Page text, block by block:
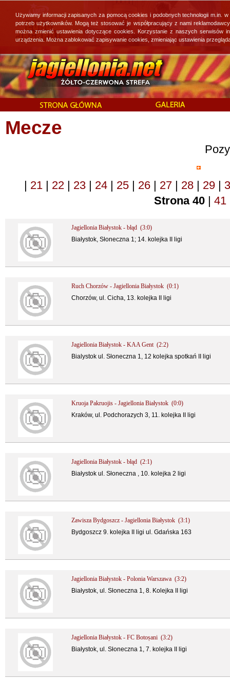
Mecze
| 21 | 22 | 23 | 24 | 25 | 26 | 27 | 28 | 29 |
Strona 40 | 41
Jagiellonia Białystok - błąd (3:0)
Białystok, Słoneczna 1; 14. kolejka II ligi
Ruch Chorzów - Jagiellonia Białystok (0:1)
Chorzów, ul. Cicha, 13. kolejka II ligi
Jagiellonia Białystok - KAA Gent (2:2)
Bialystok ul. Słoneczna 1, 12 kolejka spotkań II ligi
Kruoja Pakruojis - Jagiellonia Białystok (0:0)
Kraków, ul. Podchorazych 3, 11. kolejka II ligi
Jagiellonia Białystok - błąd (2:1)
Białystok ul. Słoneczna , 10. kolejka 2 ligi
Zawisza Bydgoszcz - Jagiellonia Białystok (3:1)
Bydgoszcz 9. kolejka II ligi ul. Gdańska 163
Jagiellonia Białystok - Polonia Warszawa (3:2)
Białystok, ul. Słoneczna 1, 8. Kolejka II ligi
Jagiellonia Białystok - FC Botoșani (3:2)
Białystok, ul. Słoneczna 1, 7. kolejka II ligi
Używamy informacji zapisanych za pomocą cookies i podobnych technologii
potrzeb użytkowników. Mogą też stosować je współpracujący z nami
można zmienić ustawienia dotyczące cookies. Korzystanie z naszych
urządzenia. Można zablokować zapisywanie cookies, zmieniając ustawienia